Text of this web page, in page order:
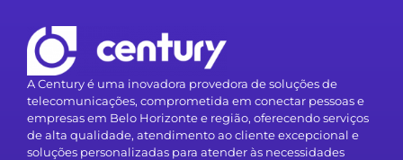
A Century é uma inovadora provedora de soluções de
telecomunicações, comprometida em conectar pessoas e
empresas em Belo Horizonte e região, oferecendo serviços
de alta qualidade, atendimento ao cliente excepcional e
soluções personalizadas para atender às necessidades